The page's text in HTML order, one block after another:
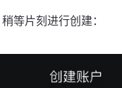
等片刻进行创建：